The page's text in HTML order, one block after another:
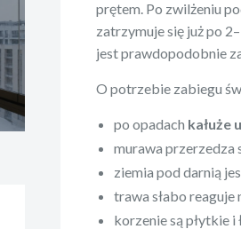
prętem. Po zwilżeniu
zatrzymuje się już po
jest prawdopodobnie
O potrzebie zabiegu
po opadach kałuże
murawa przerzedza
ziemia pod darnią
trawa słabo reaguje
korzenie są płytkie